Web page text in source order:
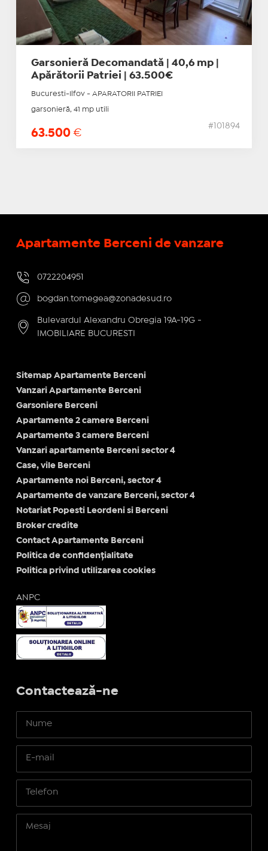
Garsonieră Decomandată | 40,6 mp |
Apărătorii Patriei | 63.500€
Bucuresti-Ilfov - APARATORII PATRIEI
garsonieră, 41 mp utili
63.500 €
#101894
Apartamente Berceni de vanzare
0722204951
bogdan.tomegea@zonadesud.ro
Bulevardul Alexandru Obregia 19A-19G -
IMOBILIARE BUCURESTI
Sitemap Apartamente Berceni
Vanzari Apartamente Berceni
Garsoniere Berceni
Apartamente 2 camere Berceni
Apartamente 3 camere Berceni
Vanzari apartamente Berceni sector 4
Case, vile Berceni
Apartamente noi Berceni, sector 4
Apartamente de vanzare Berceni, sector 4
Notariat Popesti Leordeni si Berceni
Broker credite
Contact Apartamente Berceni
Politica de confidențialitate
Politica privind utilizarea cookies
ANPC
Contactează-ne